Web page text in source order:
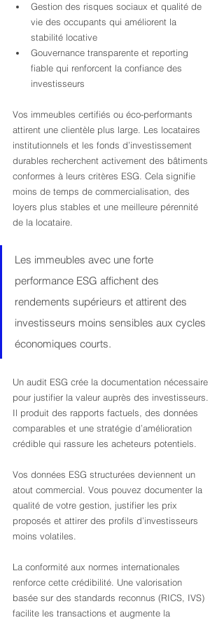
Gestion des risques sociaux et qualité de
vie des occupants qui améliorent la
stabilité locative
Gouvernance transparente et reporting
fiable qui renforcent la confiance des
investisseurs
Vos immeubles certifiés ou éco-performants
attirent une clientèle plus large. Les locataires
institutionnels et les fonds d’investissement
durables recherchent activement des bâtiments
conformes à leurs critères ESG. Cela signifie
moins de temps de commercialisation, des
loyers plus stables et une meilleure pérennité
de la locataire.
Les immeubles avec une forte
performance ESG affichent des
rendements supérieurs et attirent des
investisseurs moins sensibles aux cycles
économiques courts.
Un audit ESG crée la documentation nécessaire
pour justifier la valeur auprès des investisseurs.
Il produit des rapports factuels, des données
comparables et une stratégie d’amélioration
crédible qui rassure les acheteurs potentiels.
Vos données ESG structurées deviennent un
atout commercial. Vous pouvez documenter la
qualité de votre gestion, justifier les prix
proposés et attirer des profils d’investisseurs
moins volatiles.
La conformité aux normes internationales
renforce cette crédibilité. Une valorisation
basée sur des standards reconnus (RICS, IVS)
facilite les transactions et augmente la